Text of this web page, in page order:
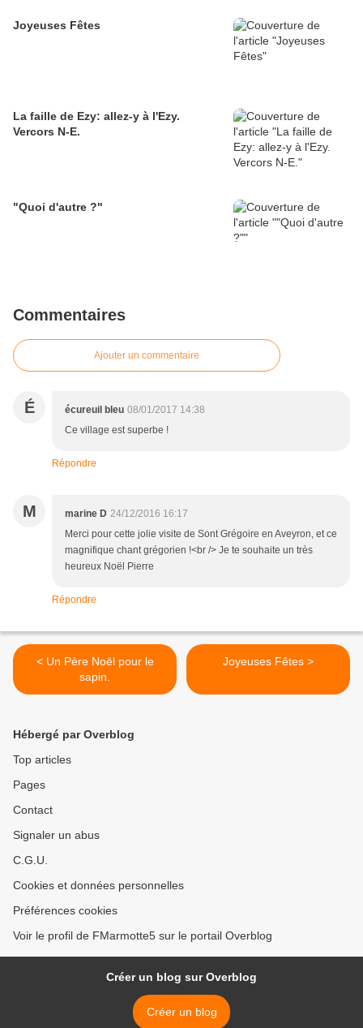
Joyeuses Fêtes
La faille de Ezy: allez-y à l'Ezy.
Vercors N-E.
"Quoi d'autre ?"
Commentaires
Ajouter un commentaire
É écureuil bleu 08/01/2017 14:38
Ce village est superbe !
Répondre
M marine D 24/12/2016 16:17
Merci pour cette jolie visite de Sont Grégoire en Aveyron, et ce
magnifique chant grégorien !<br /> Je te souhaite un très
heureux Noël Pierre
Répondre
< Un Père Noël pour le
sapin.
Joyeuses Fêtes >
Hébergé par Overblog
Top articles
Pages
Contact
Signaler un abus
C.G.U.
Cookies et données personnelles
Préférences cookies
Voir le profil de FMarmotte5 sur le portail Overblog
Créer un blog sur Overblog
Créer un blog